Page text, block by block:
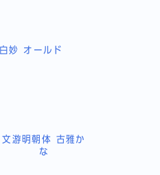
白妙 オールド
文游明朝体 古雅か
な